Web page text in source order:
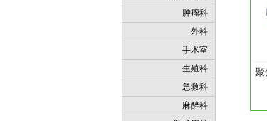
肿瘤科
外科
手术室
生殖科
急救科
麻醉科
聚